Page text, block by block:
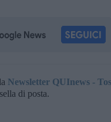
Newsletter QUInews -
di posta.